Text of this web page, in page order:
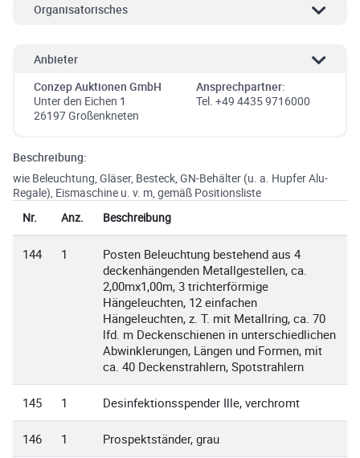
Organisatorisches
Anbieter
Conzep Auktionen GmbH
Unter den Eichen 1
26197 Großenkneten
Ansprechpartner:
Tel. +49 4435 9716000
Beschreibung:
wie Beleuchtung, Gläser, Besteck, GN-Behälter (u. a. Hupfer Alu-
Regale), Eismaschine u. v. m, gemäß Positionsliste
Nr.
Anz. Beschreibung
144 1
Posten Beleuchtung bestehend aus 4
deckenhängenden Metallgestellen, ca.
2,00mx1,00m, 3 trichterförmige
Hängeleuchten, 12 einfachen
Hängeleuchten, z. T. mit Metallring, ca. 70
lfd. m Deckenschienen in unterschiedlichen
Abwinklerungen, Längen und Formen, mit
ca. 40 Deckenstrahlern, Spotstrahlern
145 1 Desinfektionsspender Ille, verchromt
146 1 Prospektständer, grau